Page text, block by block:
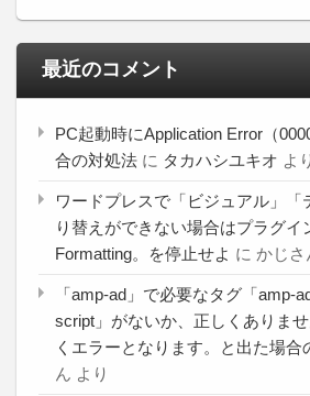
最近のコメント
PC起動時にApplication Error（
合の対処法 に タカハシユキオ よ
ワードプレスで「ビジュアル」「
り替えができない場合はプラグイ
Formatting。を停止せよ に かじさ
「amp-ad」で必要なタグ「amp-
script」がないか、正しくありま
くエラーとなります。と出た場合
ん より